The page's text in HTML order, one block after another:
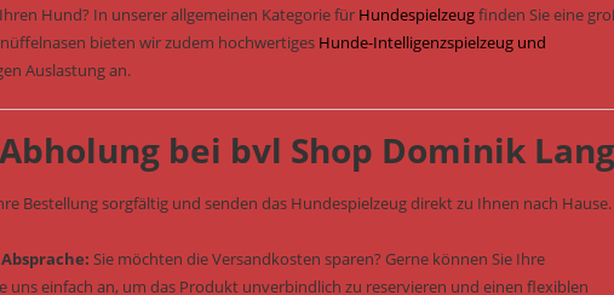
Hund? In unserer allgemeinen Kategorie für Hundespielzeugfinden Sie eine
bieten wir zudem hochwertiges Hunde-Intelligenzspielzeug und
Auslastung an.
bei bvl Shop Dominik Lang
Bestellung sorgfältig und senden das Hundespielzeug direkt zu Ihnen nach Hause.
Sie möchten die Versandkosten sparen? Gerne können Sie Ihre
uns einfach an, um das Produkt unverbindlich zu reservieren und einen flexiblen